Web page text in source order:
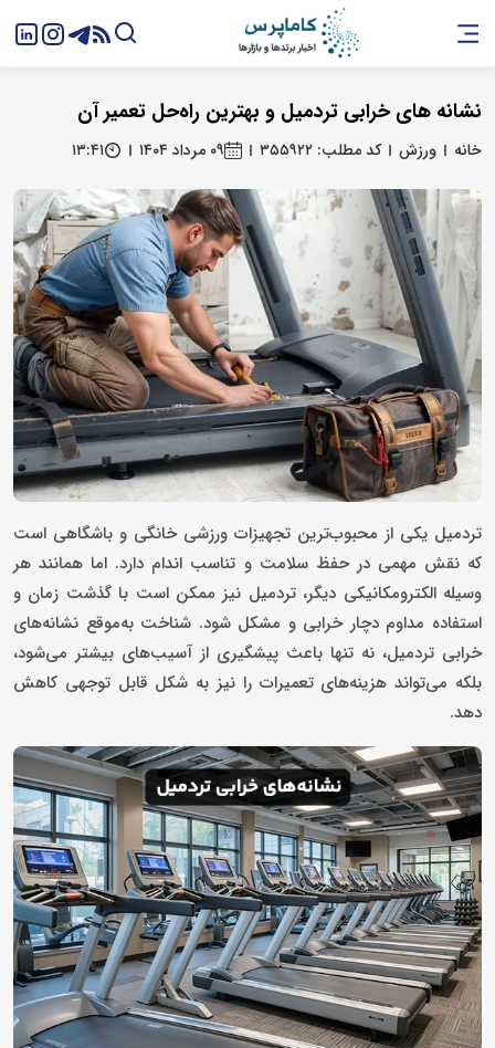
نشانه ‌های خرابی تردمیل و بهترین راه‌حل تعمیر آن
خانه ورزش کد مطلب: ۳۵۵۹۲۲ ۰۹ مرداد ۱۴۰۴ ۱۳:۴۱
تردمیل یکی از محبوب‌ترین تجهیزات ورزشی خانگی و باشگاهی است
که نقش مهمی در حفظ سلامت و تناسب اندام دارد. اما همانند هر
وسیله الکترومکانیکی دیگر، تردمیل نیز ممکن است با گذشت زمان و
استفاده مداوم دچار خرابی و مشکل شود. شناخت به‌موقع نشانه‌های
خرابی تردمیل، نه تنها باعث پیشگیری از آسیب‌های بیشتر می‌شود،
بلکه می‌تواند هزینه‌های تعمیرات را نیز به شکل قابل توجهی کاهش
دهد.